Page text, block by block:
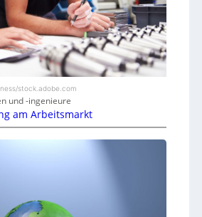
stock.adobe.com
und -ingenieure
am Arbeitsmarkt